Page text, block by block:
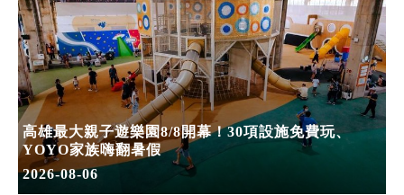
高雄最大親子遊樂園8/8開幕！30項設施免費玩、
YOYO家族嗨翻暑假
2026-08-06